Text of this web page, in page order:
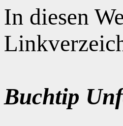
In diesen
Buchtip